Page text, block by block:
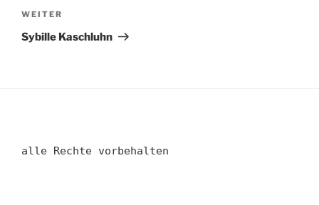
Nächster
Beitrag
WEITER
Sybille Kaschluhn
alle Rechte vorbehalten